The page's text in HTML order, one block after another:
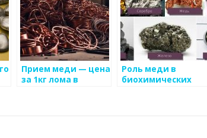
Прием меди — цена
за 1кг лома в
Роль меди в
биохимических